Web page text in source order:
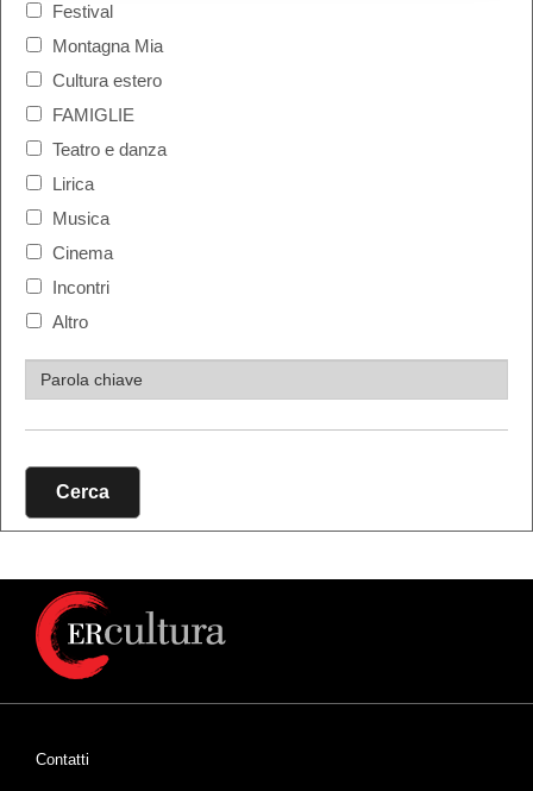
Festival
Montagna Mia
Cultura estero
FAMIGLIE
Teatro e danza
Lirica
Musica
Cinema
Incontri
Altro
Cerca
Contatti